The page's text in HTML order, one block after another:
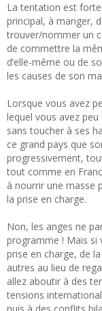
La tentation est
principal, à manger,
trouver/nommer un
de commettre la
d’elle-même ou de
les causes de son
Lorsque vous avez
lequel vous avez
sans toucher à ses
ce grand pays que
progressivement,
tout comme en
à nourrir une masse
la prise en charge.
Non, les anges ne
programme ! Mais si
prise en charge, de
autres au lieu de
allez aboutir à des
tensions